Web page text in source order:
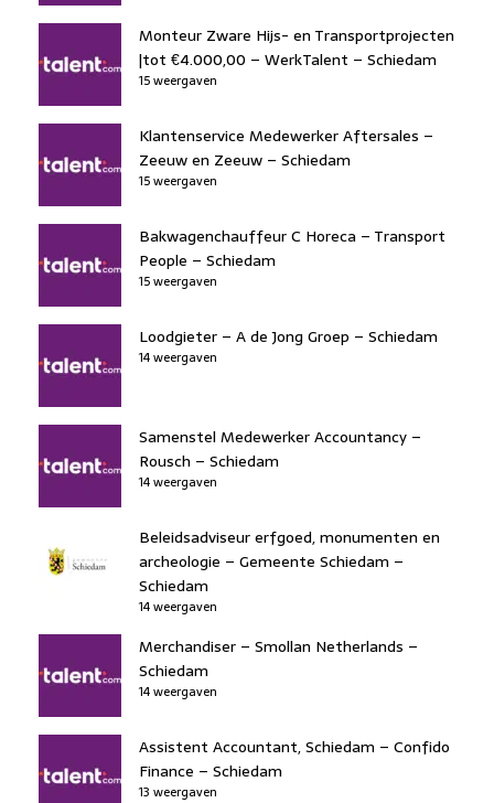
Monteur Zware Hijs- en Transportprojecten
|tot €4.000,00 – WerkTalent – Schiedam
15 weergaven
Klantenservice Medewerker Aftersales –
Zeeuw en Zeeuw – Schiedam
15 weergaven
Bakwagenchauffeur C Horeca – Transport
People – Schiedam
15 weergaven
Loodgieter – A de Jong Groep – Schiedam
14 weergaven
Samenstel Medewerker Accountancy –
Rousch – Schiedam
14 weergaven
Beleidsadviseur erfgoed, monumenten en
archeologie – Gemeente Schiedam –
Schiedam
14 weergaven
Merchandiser – Smollan Netherlands –
Schiedam
14 weergaven
Assistent Accountant, Schiedam – Confido
Finance – Schiedam
13 weergaven